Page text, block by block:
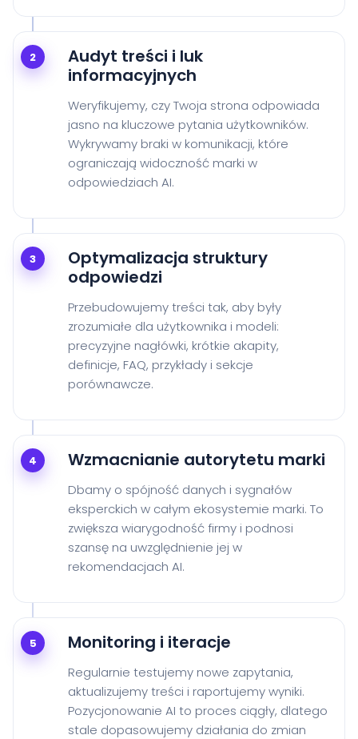
2
Audyt treści i luk
informacyjnych
Weryfikujemy, czy Twoja strona odpowiada
jasno na kluczowe pytania użytkowników.
Wykrywamy braki w komunikacji, które
ograniczają widoczność marki w
odpowiedziach AI.
3
Optymalizacja struktury
odpowiedzi
Przebudowujemy treści tak, aby były
zrozumiałe dla użytkownika i modeli:
precyzyjne nagłówki, krótkie akapity,
definicje, FAQ, przykłady i sekcje
porównawcze.
4 Wzmacnianie autorytetu marki
Dbamy o spójność danych i sygnałów
eksperckich w całym ekosystemie marki. To
zwiększa wiarygodność firmy i podnosi
szansę na uwzględnienie jej w
rekomendacjach AI.
5 Monitoring i iteracje
Regularnie testujemy nowe zapytania,
aktualizujemy treści i raportujemy wyniki.
Pozycjonowanie AI to proces ciągły, dlatego
stale dopasowujemy działania do zmian